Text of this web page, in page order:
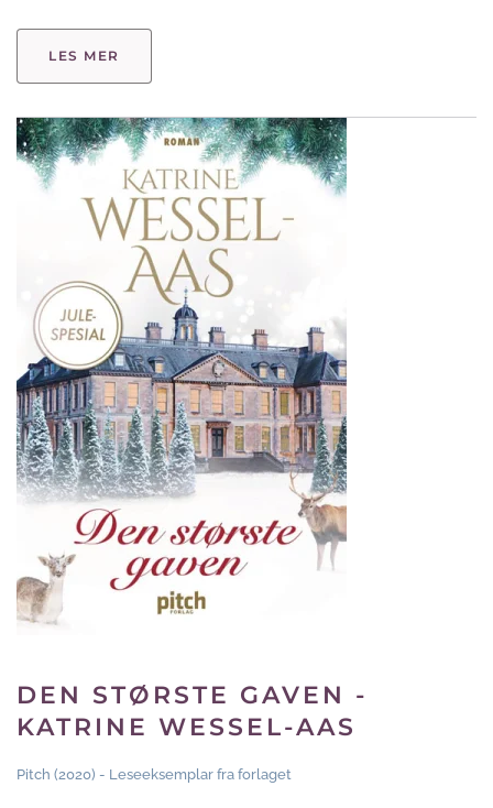
LES MER
DEN STØRSTE GAVEN -
KATRINE WESSEL-AAS
Pitch (2020) - Leseeksemplar fra forlaget